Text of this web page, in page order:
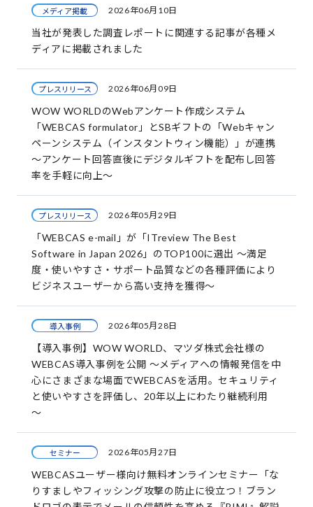
メディア掲載 2026年06月10日
当社が発表した調査レポートに関連する記事が各種メ
ディアに掲載されました
プレスリリース 2026年06月09日
WOW WORLDのWebアンケート作成システム
「WEBCAS formulator」とSBギフトの「Webキャン
ペーンシステム（インスタントウィン機能）」が連携
〜アンケート回答直後にデジタルギフトを配布し回答
率を手軽に向上〜
プレスリリース 2026年05月29日
「WEBCAS e-mail」が「ITreview The Best
Software in Japan 2026」のTOP100に選出 ～満足
度・使いやすさ・サポート品質などの各種評価により
ビジネスユーザーから高い支持を獲得～
導入事例 2026年05月28日
【導入事例】WOW WORLD、マツダ株式会社様の
WEBCAS導入事例を公開 ～メディアへの情報発信を中
心にさまざまな場面でWEBCASを活用。セキュリティ
と使いやすさを評価し、20年以上にわたり継続利用
～
セミナー 2026年05月27日
WEBCASユーザー様向け無料オンラインセミナー「な
りすましやフィッシング攻撃の防止に役立つ！ブラン